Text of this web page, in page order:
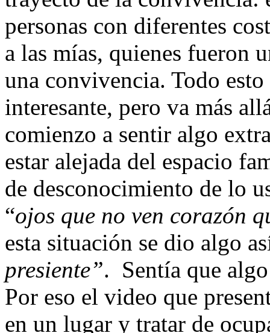
personas con diferentes
a las mías, quienes fueron
una convivencia. Todo
interesante, pero va más
comienzo a sentir algo
estar alejada del espacio
de desconocimiento de lo
“ojos que no ven corazón
esta situación se dio algo
presiente”. Sentía que
Por eso el video que
en un lugar y tratar de